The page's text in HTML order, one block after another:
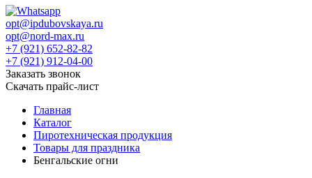
opt@ipdubovskaya.ru
opt@nord-max.ru
+7 (921) 652-82-82
+7 (921) 912-04-00
Заказать звонок
Скачать прайс-лист
Главная
Каталог
Пиротехническая продукция
Товары для праздника
Бенгальские огни